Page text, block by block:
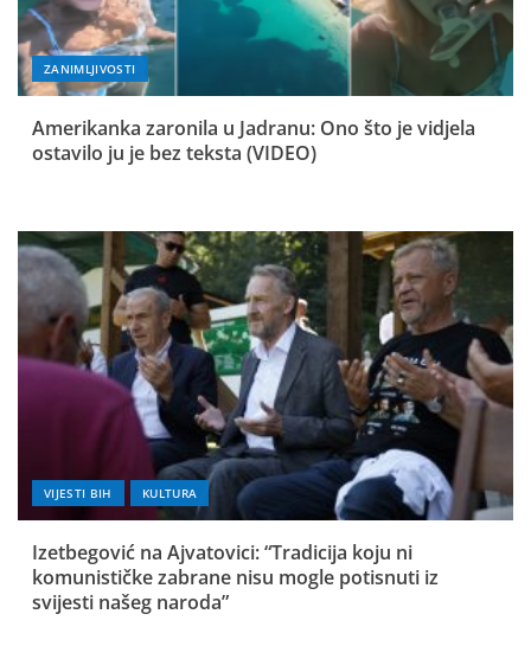
ZANIMLJIVOSTI
Amerikanka zaronila u Jadranu: Ono što je vidjela
ostavilo ju je bez teksta (VIDEO)
VIJESTI BIH KULTURA
Izetbegović na Ajvatovici: “Tradicija koju ni
komunističke zabrane nisu mogle potisnuti iz
svijesti našeg naroda”